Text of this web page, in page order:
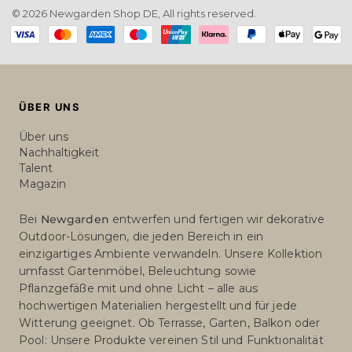
methods
Nachhaltigkeit
Magazin
BeiNewgarden
Outdoor-Lösungen, die jeden Bereich in ein
umfasst Gartenmöbel, Beleuchtung sowie
Pflanzgefäße mit und ohne Licht – alle aus
hochwertigen Materialien hergestellt und für jede
Witterung geeignet. Ob Terrasse, Garten, Balkon oder
Pool: Unsere Produkte vereinen Stil und Funktionalität
und schaffen einladende, lebendige Räume. Mit
Newgardenwird jeder Ort zu einem besonderen Platz,
an dem man das Leben im Freien genießen kann.